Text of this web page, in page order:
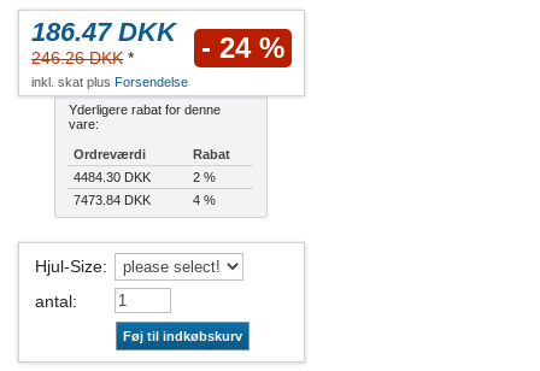
186.47 DKK
246.26 DKK * - 24 %
inkl. skat plus Forsendelse
Yderligere rabat for denne
vare:
Ordreværdi
Rabat
4484.30 DKK
2 %
7473.84 DKK
4 %
Hjul-Size:
antal:
Føj til indkøbskurv